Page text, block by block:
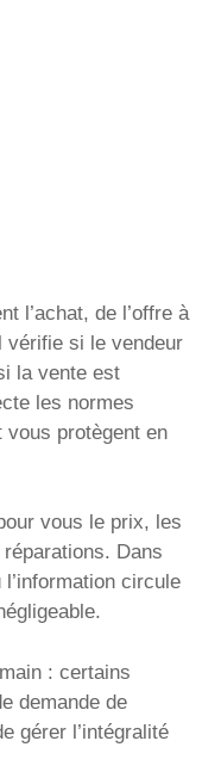
l’achat, de l’offre à
vérifie si le vendeur
la vente est
les normes
protègent en
vous le prix, les
Dans
circule
: certains
demande de
gérer l’intégralité